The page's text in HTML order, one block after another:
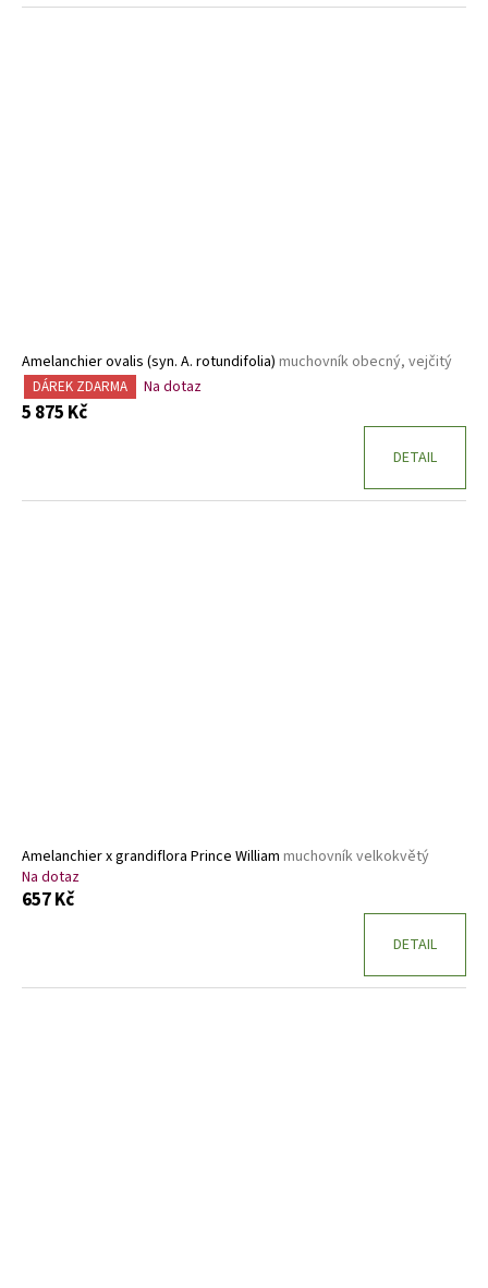
Amelanchier ovalis (syn. A. rotundifolia) muchovník obecný, vejčitý
DÁREK ZDARMA Na dotaz
5 875 Kč
DETAIL
Amelanchier x grandiflora Prince William muchovník velkokvětý
Na dotaz
657 Kč
DETAIL